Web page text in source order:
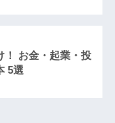
！ お金・起業・投
5選